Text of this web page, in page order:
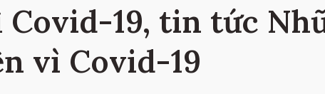
19, tin tức
vì Covid-19